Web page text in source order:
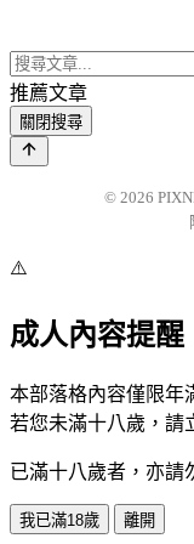
推薦文章
關閉搜尋
© 2026
⚠️
成人內容提醒
本部落格內容僅限年
若您未滿十八歲，請
已滿十八歲者，亦請
我已滿18歲 離開